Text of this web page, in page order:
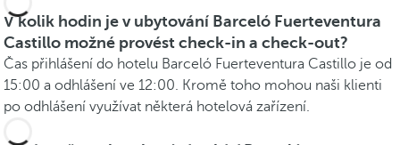
V kolik hodin je v ubytování Barceló Fuerteventura
Castillo možné provést check-in a check-out?
Čas přihlášení do hotelu Barceló Fuerteventura Castillo je od
15:00 a odhlášení ve 12:00. Kromě toho mohou naši klienti
po odhlášení využívat některá hotelová zařízení.